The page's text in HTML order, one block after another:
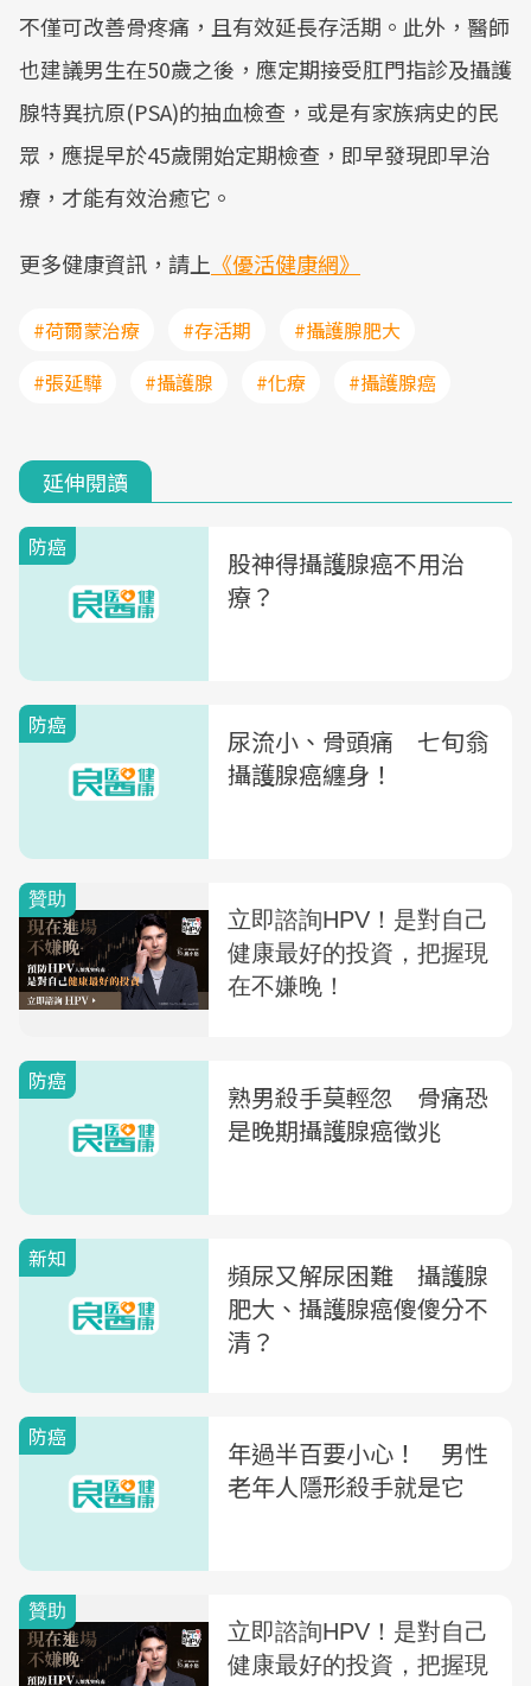
不僅可改善骨疼痛，且有效延長存活期。此外，醫師
也建議男生在50歲之後，應定期接受肛門指診及攝護
腺特異抗原(PSA)的抽血檢查，或是有家族病史的民
眾，應提早於45歲開始定期檢查，即早發現即早治
療，才能有效治癒它。
更多健康資訊，請上 《優活健康網》
#荷爾蒙治療 #存活期
#攝護腺肥大
#張延驊
#攝護腺 #化療 #攝護腺癌
延伸閱讀
防癌
股神得攝護腺癌不用治
療？
防癌
尿流小、骨頭痛 七旬翁
攝護腺癌纏身！
防癌
熟男殺手莫輕忽 骨痛恐
是晚期攝護腺癌徵兆
新知
頻尿又解尿困難 攝護腺
肥大、攝護腺癌傻傻分不
清？
防癌
年過半百要小心！ 男性
老年人隱形殺手就是它